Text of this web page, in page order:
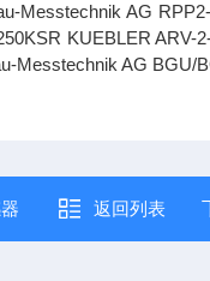
Messtechnik AG
KUEBLER
Messtechnik AG
返回列表